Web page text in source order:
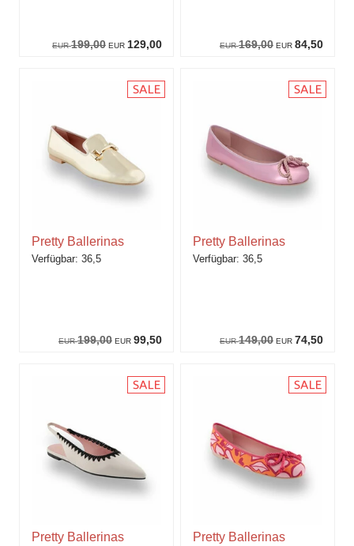
EUR199,00EUR 129,00 EUR169,00EUR 84,50
EUR199,00EUR 99,50
Pretty Ballerinas
36,5
EUR149,00EUR 74,50
Pretty Ballerinas
36,5
Pretty Ballerinas Pretty Ballerinas